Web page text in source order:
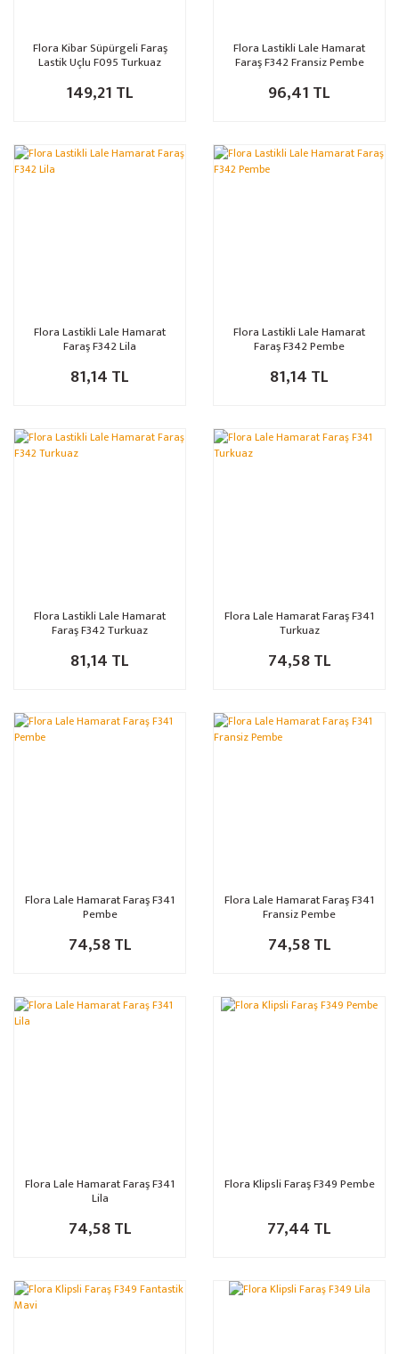
Flora Kibar Süpürgeli Faraş
Lastik Uçlu F095 Turkuaz
149,21 TL
Flora Lastikli Lale Hamarat
Faraş F342 Fransiz Pembe
96,41 TL
Flora Lastikli Lale Hamarat
Faraş F342 Lila
81,14 TL
Flora Lastikli Lale Hamarat
Faraş F342 Pembe
81,14 TL
Flora Lastikli Lale Hamarat
Faraş F342 Turkuaz
81,14 TL
Flora Lale Hamarat Faraş F341
Turkuaz
74,58 TL
Flora Lale Hamarat Faraş F341
Pembe
74,58 TL
Flora Lale Hamarat Faraş F341
Fransiz Pembe
74,58 TL
Flora Lale Hamarat Faraş F341
Lila
74,58 TL
Flora Klipsli Faraş F349 Pembe
77,44 TL